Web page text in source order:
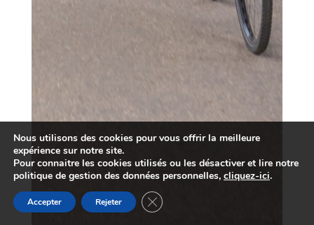
Nous utilisons des cookies pour vous offrir la meilleure
expérience sur notre site.
Pour connaitre les cookies utilisés ou les désactiver et lire notre
politique de gestion des données personnelles, cliquez-ici.
Accepter Rejeter Fermer la bannière des cookies